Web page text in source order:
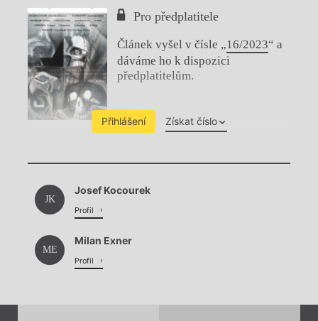
Pro předplatitele
Článek vyšel v čísle „16/2023“ a
dáváme ho k dispozici
předplatitelům.
Přihlášení Získat číslo
Chviličku.
Načítá se.
JK
Josef Kocourek
Profil
ME
Milan Exner
Profil